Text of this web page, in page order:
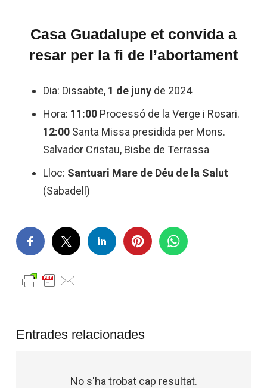
Casa Guadalupe et convida a
resar per la fi de l’abortament
Dia: Dissabte, 1 de juny de 2024
Hora: 11:00 Processó de la Verge i Rosari.
12:00 Santa Missa presidida per Mons.
Salvador Cristau, Bisbe de Terrassa
Lloc: Santuari Mare de Déu de la Salut
(Sabadell)
Entrades relacionades
No s'ha trobat cap resultat.